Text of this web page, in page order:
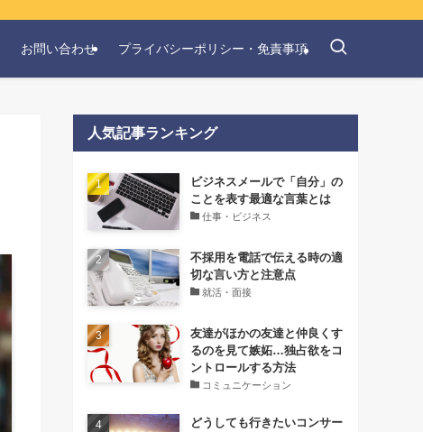
お問い合わせ プライバシーポリシー・免責事項
人気記事ランキング
‌ビジネスメールで「自分」の
ことを表す最適な言葉とは
仕事・ビジネス
不採用を電話で伝える時の適
切な言い方と注意点
就活・面接
友達がほかの友達と仲良くす
るのを見て嫉妬…独占欲をコ
ントロールする方法
コミュニケーション
どうしても行きたいコンサー